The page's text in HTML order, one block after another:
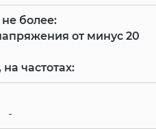
более:
от минус 20
частотах:
-